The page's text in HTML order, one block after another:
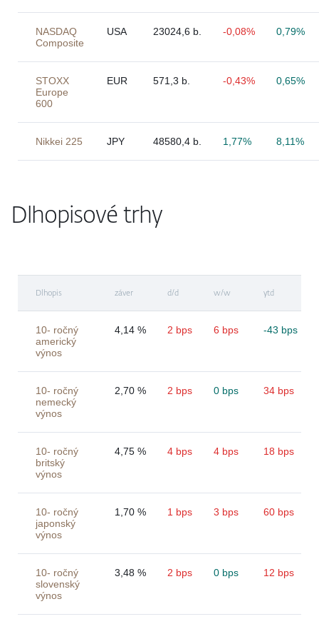
NASDAQ
Composite
USA 23024,6 b. -0,08% 0,79%
STOXX
Europe
600
EUR 571,3 b. -0,43% 0,65%
Nikkei 225 JPY 48580,4 b. 1,77% 8,11%
Dlhopisové trhy
Dlhopis záver d/d w/w ytd
10- ročný
americký
výnos
4,14 % 2 bps 6 bps -43 bps
10- ročný
nemecký
výnos
2,70 % 2 bps 0 bps 34 bps
10- ročný
britský
výnos
4,75 % 4 bps 4 bps 18 bps
10- ročný
japonský
výnos
1,70 % 1 bps 3 bps 60 bps
10- ročný
slovenský
výnos
3,48 % 2 bps 0 bps 12 bps